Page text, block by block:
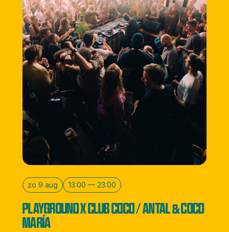
zo 9 aug 13:00 — 23:00
PLAYGROUND X CLUB COCO / ANTAL & COCO
MARÍA